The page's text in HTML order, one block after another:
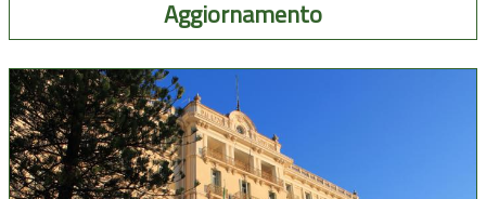
Aggiornamento